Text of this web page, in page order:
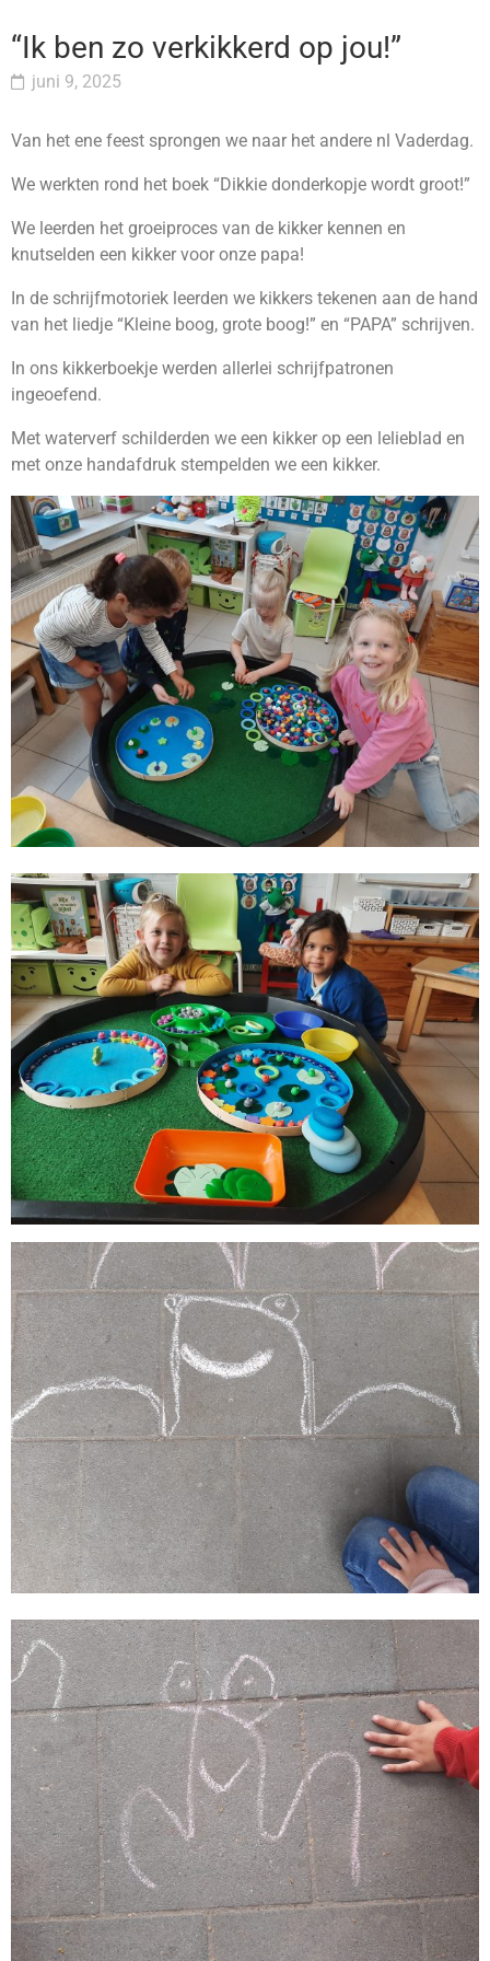
“Ik ben zo verkikkerd op jou!”
juni 9, 2025
Van het ene feest sprongen we naar het andere nl Vaderdag.
We werkten rond het boek “Dikkie donderkopje wordt groot!”
We leerden het groeiproces van de kikker kennen en
knutselden een kikker voor onze papa!
In de schrijfmotoriek leerden we kikkers tekenen aan de hand
van het liedje “Kleine boog, grote boog!” en “PAPA” schrijven.
In ons kikkerboekje werden allerlei schrijfpatronen
ingeoefend.
Met waterverf schilderden we een kikker op een lelieblad en
met onze handafdruk stempelden we een kikker.